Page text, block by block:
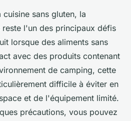
sans gluten, la
l'un des principaux défis
lorsque des aliments sans
avec des produits contenant
de camping, cette
difficile à éviter en
et de l'équipement limité.
précautions, vous pouvez